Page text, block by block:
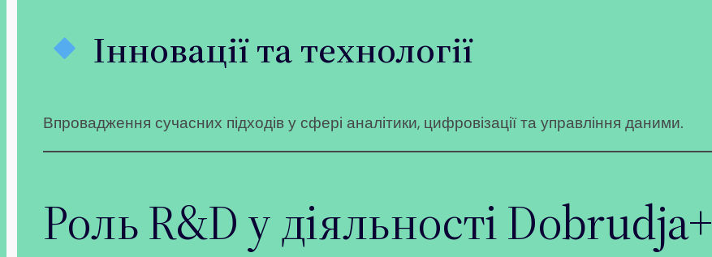
Інновації та технології
Впровадження сучасних підходів у сфері аналітики, цифровізації та управління даними.
Роль R&D у діяльності Dobrudja+